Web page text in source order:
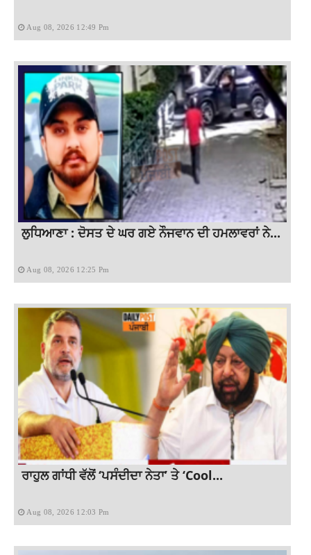
Aug 08, 2026 12:49 Pm
ਲੁਧਿਆਣਾ : ਦੋਸਤ ਦੇ ਘਰ ਗਏ ਨੌਜਵਾਨ ਦੀ ਹਮਲਾਵਰਾਂ ਨੇ...
Aug 08, 2026 12:25 Pm
ਰਾਹੁਲ ਗਾਂਧੀ ਵੱਲੋਂ ‘ਪਸੰਦੀਦਾ ਨੇਤਾ’ ਤੇ ‘Cool...
Aug 08, 2026 12:03 Pm